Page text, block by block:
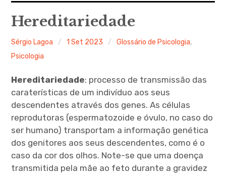
CDD
Ferramentas Digitais
Blog
Glossário de Psicologia
Psicologia – Biografias
Hereditariedade
Sérgio Lagoa 1 Set 2023 Glossário de Psicologia,
Psicologia
Hereditariedade: processo de transmissão das
caraterísticas de um indivíduo aos seus
descendentes através dos genes. As células
reprodutoras (espermatozoide e óvulo, no caso do
ser humano) transportam a informação genética
dos genitores aos seus descendentes, como é o
caso da cor dos olhos. Note-se que uma doença
transmitida pela mãe ao feto durante a gravidez